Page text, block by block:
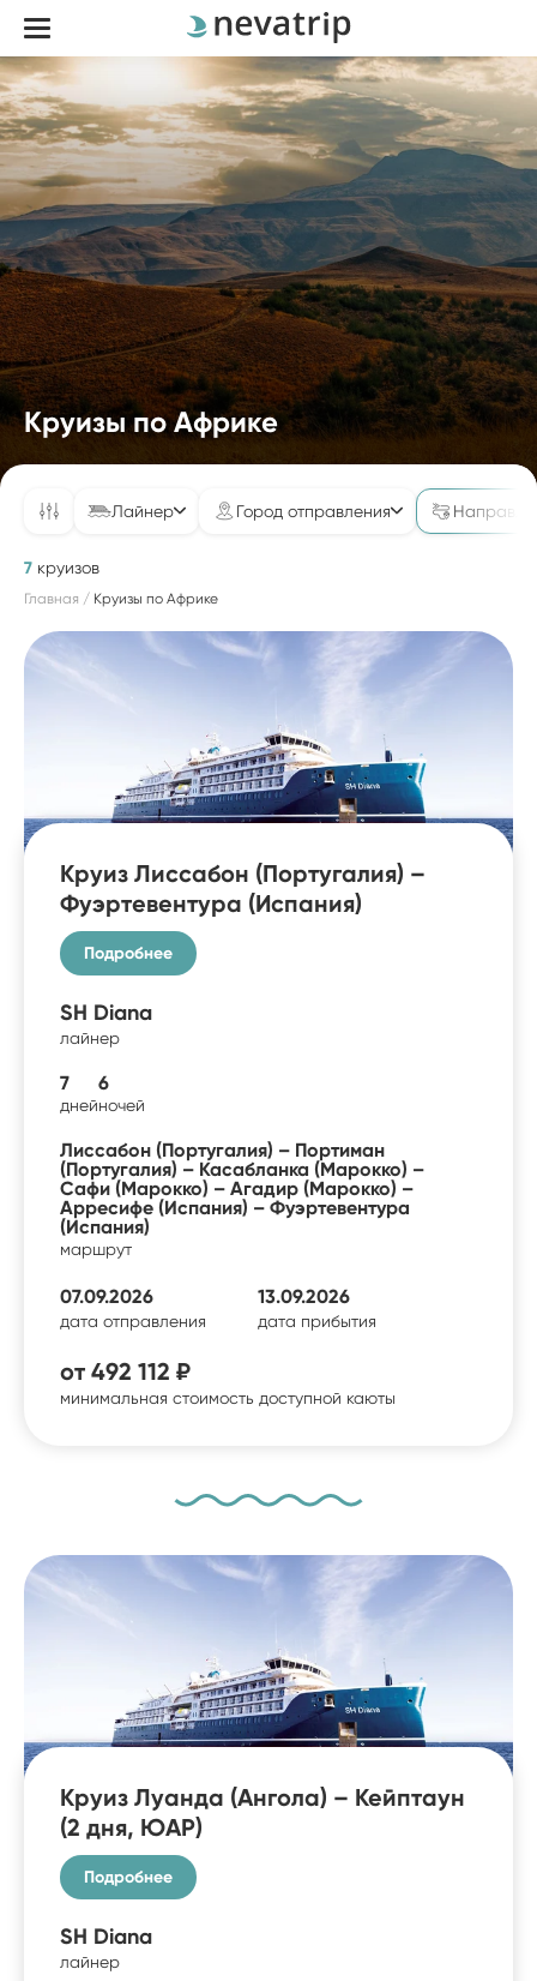
Круизы по Африке
Лайнер Город отправления
7 круизов
Главная Круизы по Африке
Круиз Лиссабон (Португалия) –
Фуэртевентура (Испания)
Подробнее
SH Diana
лайнер
7
дней
6
ночей
Лиссабон (Португалия) – Портиман
(Португалия) – Касабланка (Марокко) –
Сафи (Марокко) – Агадир (Марокко) –
Арресифе (Испания) – Фуэртевентура
(Испания)
маршрут
07.09.2026
дата отправления
13.09.2026
дата прибытия
от 492 112 ₽
минимальная стоимость доступной каюты
Круиз Луанда (Ангола) – Кейптаун
(2 дня, ЮАР)
Подробнее
SH Diana
лайнер